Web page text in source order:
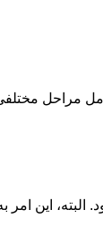
مراحل
این امر